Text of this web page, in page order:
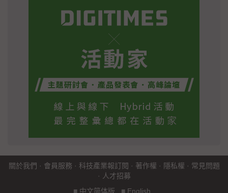
關於我們 · 會員服務 · 科技產業報訂閱 · 著作權 · 隱私權 · 常見問題
· 人才招募
■ 中文简体版 ■ English